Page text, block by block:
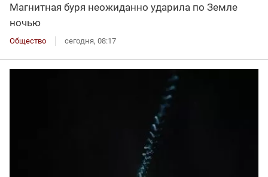
Магнитная буря неожиданно ударила по Земле
ночью
Общество сегодня, 08:17